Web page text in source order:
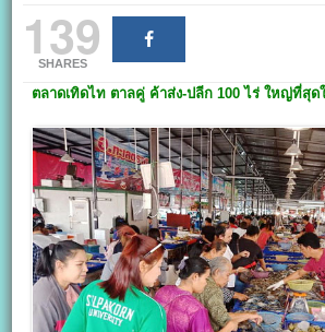
139
SHARES
ตลาดเทิดไท ตาลคู่ ค้าส่ง-ปลีก100ไร่ ใหญ่ที่สุด